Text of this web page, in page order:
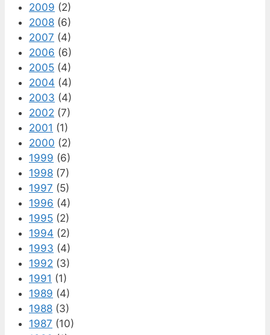
2009 (2)
2008 (6)
2007 (4)
2006 (6)
2005 (4)
2004 (4)
2003 (4)
2002 (7)
2001 (1)
2000 (2)
1999 (6)
1998 (7)
1997 (5)
1996 (4)
1995 (2)
1994 (2)
1993 (4)
1992 (3)
1991 (1)
1989 (4)
1988 (3)
1987 (10)